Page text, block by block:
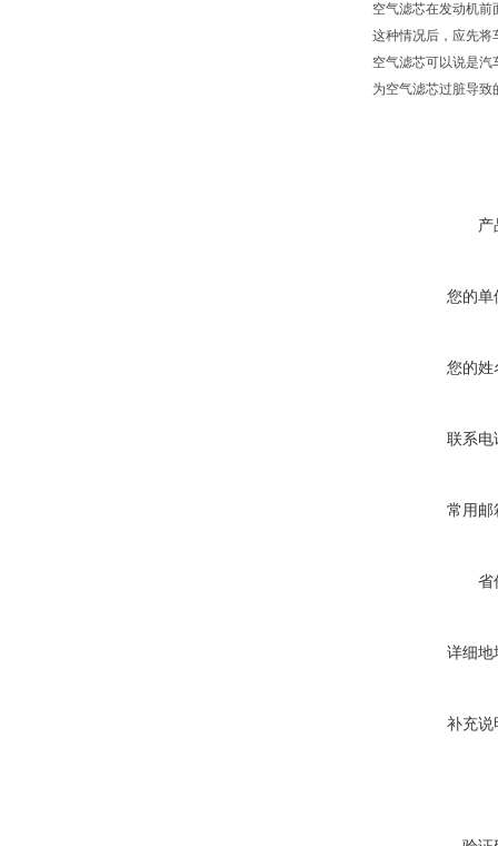
空气滤芯在发动机
这种情况后，应先将
空气滤芯可以说是
为空气滤芯过脏导
产
您的单
您的姓
联系电
常用邮
省
详细地
补充说